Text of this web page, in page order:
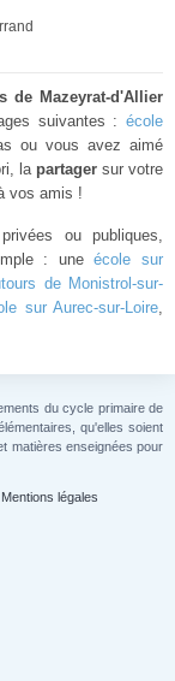
de Mazeyrat-d'Allier
suivantes : école
ou vous avez aimé
la partager sur votre
vos amis !
ou publiques,
: uneécole sur
de Monistrol-sur-
sur Aurec-sur-Loire,
du cycle primaire de
qu'elles soient
matières enseignées pour
Mentions légales